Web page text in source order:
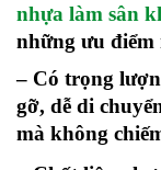
nhựa làm sân
những ưu điểm
– Có trọng
gỡ, dễ di
mà không